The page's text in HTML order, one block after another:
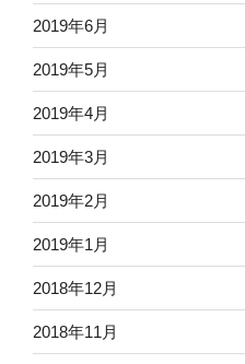
2019年6月
2019年5月
2019年4月
2019年3月
2019年2月
2019年1月
2018年12月
2018年11月